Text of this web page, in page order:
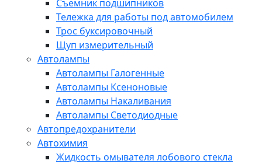
Съемник подшипников
Тележка для работы под автомобилем
Трос буксировочный
Щуп измерительный
Автолампы
Автолампы Галогенные
Автолампы Ксеноновые
Автолампы Накаливания
Автолампы Светодиодные
Автопредохранители
Автохимия
Жидкость омывателя лобового стекла